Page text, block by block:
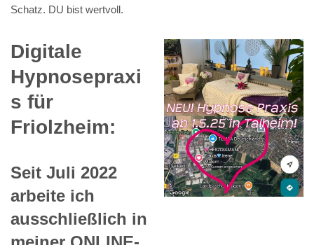
Schatz. DU bist wertvoll.
Digitale
Hypnosepraxi
s für
Friolzheim:
Seit Juli 2022
arbeite ich
ausschließlich in